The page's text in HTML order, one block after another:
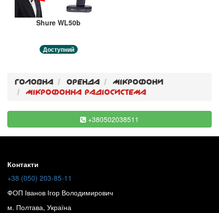
Shure WL50b
Доступний
Головна Оренда
Мiкрофони
Мiкрофонна радiосистема
+380502038511
Контакти
+38 (050) 203-85-11
ФОП Іванов Ігор Володимирович
м. Полтава, Україна